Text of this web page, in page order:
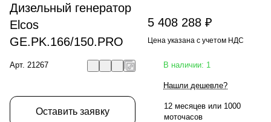
Дизельный генератор
Elcos
GE.PK.166/150.PRO
Арт. 21267
Оставить заявку
5 408 288 ₽
Цена указана с учетом НДС
В наличии: 1
Нашли дешевле?
12 месяцев или 1000
моточасов